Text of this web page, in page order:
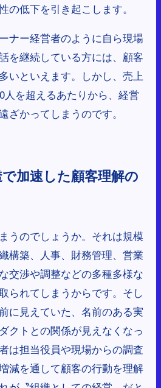
の低下を引き起こします。
ナー経営者のように自ら現場
を継続している方には、顧客
いといえます。しかし、売上
人を超えるあたりから、経営
ざかってしまうのです。
加速した顧客理解の
うのでしょうか。それは規模
構築、人事、財務管理、営業
交渉や調整などの多種多様な
られてしまうからです。そし
に見えていた、名前のある実
クトとの関係が見えなくなっ
は担当役員や現場からの調査
減を通して顧客の行動を理解